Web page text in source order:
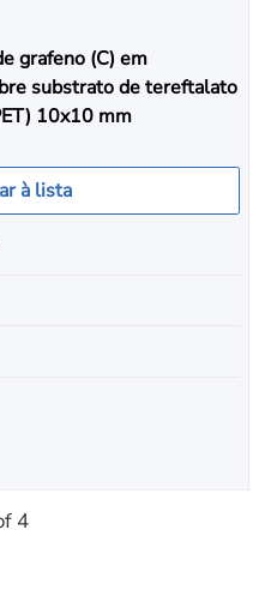
grafeno (C) em
substrato de tereftalato
10x10 mm
à lista
4